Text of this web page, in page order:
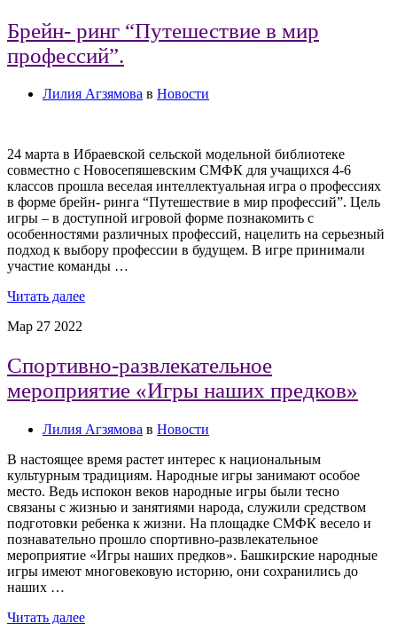
Брейн- ринг “Путешествие в мир
профессий”.
Лилия Агзямова в Новости
24 марта в Ибраевской сельской модельной библиотеке
совместно с Новосепяшевским СМФК для учащихся 4-6
классов прошла веселая интеллектуальная игра о профессиях
в форме брейн- ринга “Путешествие в мир профессий”. Цель
игры – в доступной игровой форме познакомить с
особенностями различных профессий, нацелить на серьезный
подход к выбору профессии в будущем. В игре принимали
участие команды …
Читать далее
Мар 27 2022
Спортивно-развлекательное
мероприятие «Игры наших предков»
Лилия Агзямова в Новости
В настоящее время растет интерес к национальным
культурным традициям. Народные игры занимают особое
место. Ведь испокон веков народные игры были тесно
связаны с жизнью и занятиями народа, служили средством
подготовки ребенка к жизни. На площадке СМФК весело и
познавательно прошло спортивно-развлекательное
мероприятие «Игры наших предков». Башкирские народные
игры имеют многовековую историю, они сохранились до
наших …
Читать далее